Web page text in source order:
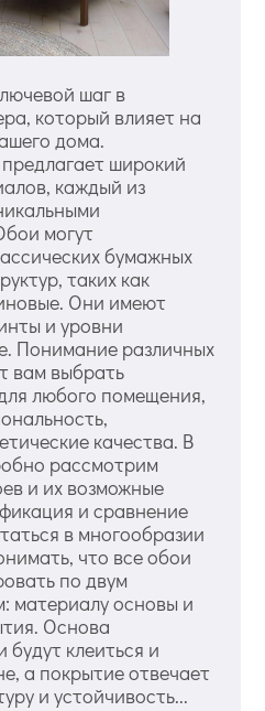
шаг в
который влияет на
дома.
широкий
каждый из
могут
бумажных
таких как
Они имеют
и уровни
Понимание различных
вам выбрать
любого помещения,
качества. В
рассмотрим
и их возможные
и сравнение
в многообразии
что все обои
по двум
материалу основы и
Основа
будут клеиться и
а покрытие отвечает
и устойчивость...